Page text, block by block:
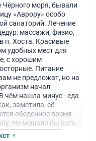
Чёрного моря, бывали
«Аврору» особо
санаторий. Лечение
массажи, физио,
п. Хоста. Красивые
удобных мест для
с хорошим
Питание
не предложат, но на
начал
чём нашла минус - еда
заметила, её
обеденное время.
Не мешало бы хоть
- это ваши гости,